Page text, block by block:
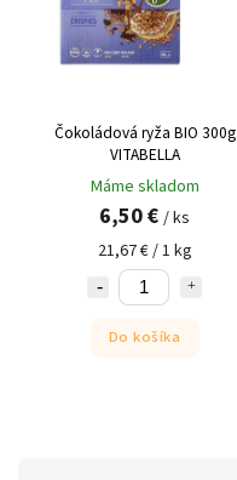
Čokoládová ryža BIO 300g
VITABELLA
Máme skladom
6,50 € / ks
21,67 € / 1 kg
Do košíka